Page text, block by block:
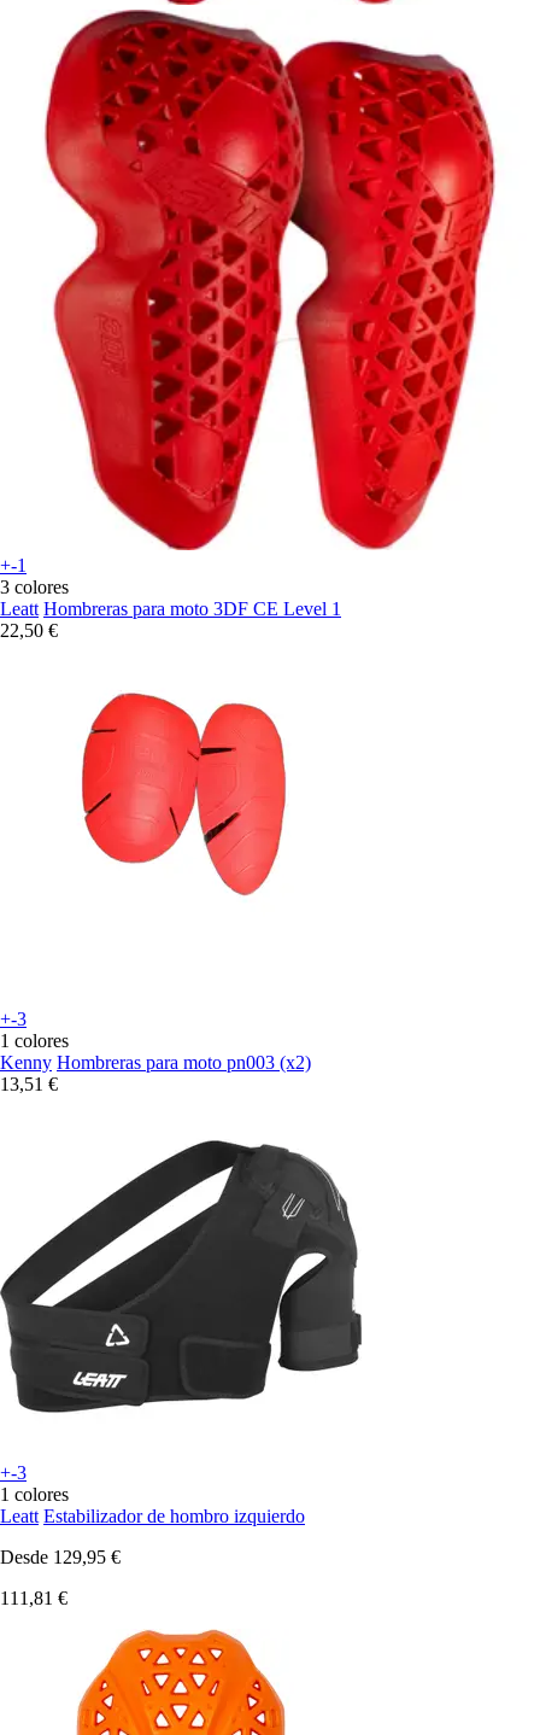
+-1
3 colores
Leatt Hombreras para moto 3DF CE Level 1
22,50 €
+-3
1 colores
Kenny Hombreras para moto pn003 (x2)
13,51 €
+-3
1 colores
Leatt Estabilizador de hombro izquierdo
Desde 129,95 €
111,81 €